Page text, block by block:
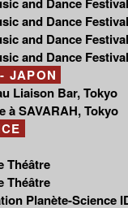
and Dance
and Dance
and Dance
JAPON
Liaison Bar, Tokyo
à SAVARAH, Tokyo
Théâtre
Théâtre
Planète-Science